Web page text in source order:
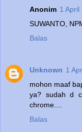
Anonim 1 April
SUWANTO,
Balas
Unknown 1
mohon maaf
ya? sudah d
chrome....
Balas